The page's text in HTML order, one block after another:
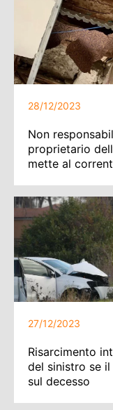
28/12/2023
Non
proprietario
mette al
27/12/2023
Risarcimento
del sinistro se
sul decesso